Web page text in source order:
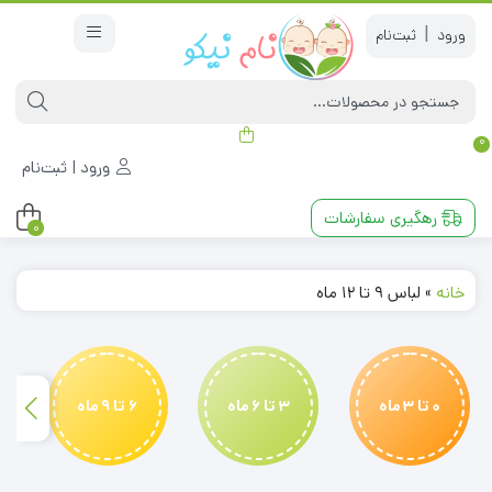
|
0
ورود | ثبت‌نام
رهگیری سفارشات 0
خانه » لباس 9 تا 12 ماه
0 تا 3 ماه 3 تا 6 ماه 6 تا 9 ماه